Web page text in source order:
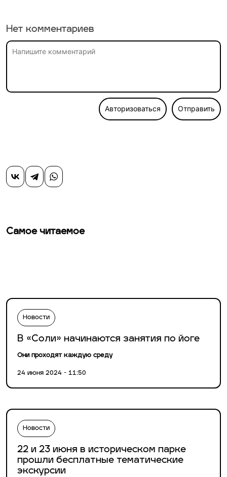
Нет комментариев
Авторизоваться Отправить
Самое читаемое
Новости
В «Соли» начинаются занятия по йоге
Они проходят каждую среду
24 июня 2024 - 11:50
Новости
22 и 23 июня в историческом парке
прошли бесплатные тематические
экскурсии